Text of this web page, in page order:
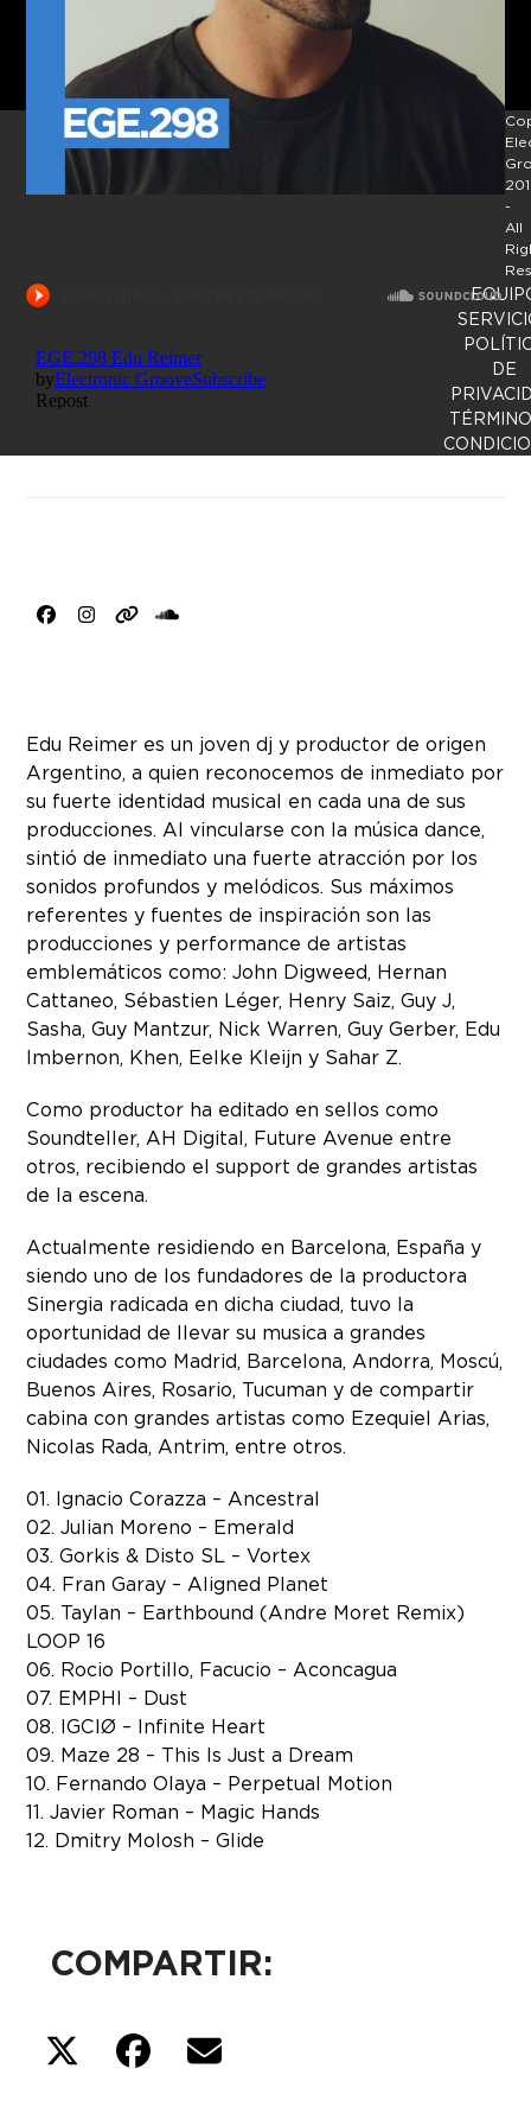
Facebook
Instagram
WebsiteSoundCloud
Edu Reimer es un joven dj y productor de origen
Argentino, a quien reconocemos de inmediato por
su fuerte identidad musical en cada una de sus
producciones. Al vincularse con la música dance,
sintió de inmediato una fuerte atracción por los
sonidos profundos y melódicos. Sus máximos
referentes y fuentes de inspiración son las
producciones y performance de artistas
emblemáticos como: John Digweed, Hernan
Cattaneo, Sébastien Léger, Henry Saiz, Guy J,
Sasha, Guy Mantzur, Nick Warren, Guy Gerber, Edu
Imbernon, Khen, Eelke Kleijn y Sahar Z.
Como productor ha editado en sellos como
Soundteller, AH Digital, Future Avenue entre
otros, recibiendo el support de grandes artistas
de la escena.
Actualmente residiendo en Barcelona, España y
siendo uno de los fundadores de la productora
Sinergia radicada en dicha ciudad, tuvo la
oportunidad de llevar su musica a grandes
ciudades como Madrid, Barcelona, Andorra, Moscú,
Buenos Aires, Rosario, Tucuman y de compartir
cabina con grandes artistas como Ezequiel Arias,
Nicolas Rada, Antrim, entre otros.
01. Ignacio Corazza – Ancestral
02. Julian Moreno – Emerald
03. Gorkis & Disto SL – Vortex
04. Fran Garay – Aligned Planet
05. Taylan – Earthbound (Andre Moret Remix)
LOOP 16
06. Rocio Portillo, Facucio – Aconcagua
07. EMPHI – Dust
08. IGCIØ – Infinite Heart
09. Maze 28 – This Is Just a Dream
10. Fernando Olaya – Perpetual Motion
11. Javier Roman – Magic Hands
12. Dmitry Molosh – Glide
COMPARTIR:
-
All
DE